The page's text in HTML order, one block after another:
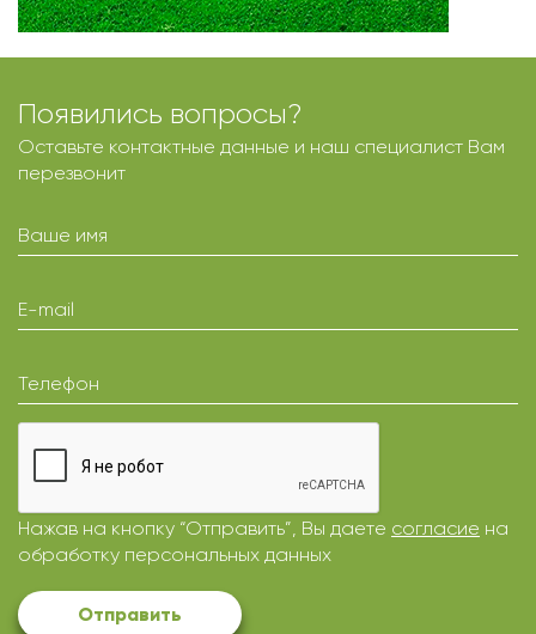
Появились вопросы?
Оставьте контактные данные и наш специалист Вам
перезвонит
Ваше имя
E-mail
Телефон
Нажав на кнопку “Отправить”, Вы даете согласие на
обработку персональных данных
Отправить